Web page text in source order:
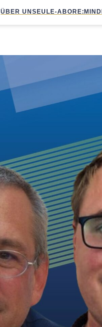
ÜBER UNS EULE-ABO RE:MIND